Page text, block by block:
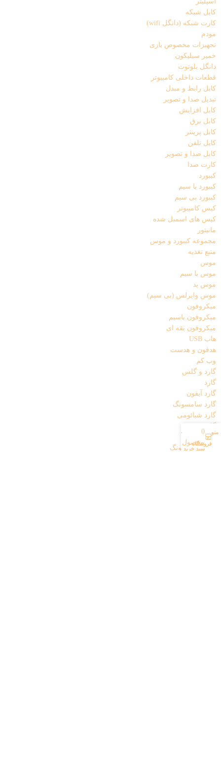
منو
فروشگاه
0
محصول
سبد خرید
حساب کاربری من
کابل شبکه
کارت شبکه (دانگل wifi)
مودم
تجهیزات مخصوص بازی
خمیر سیلیکون
دانگل بلوتوث
قطعات داخلی کامپیوتر
کابل رابط و مبدل
تبدیل صدا و تصویر
کابل افزایش
کابل برق
کابل پرینتر
کابل تلفن
کابل صدا و تصویر
کارت صدا
کیبورد
کیبورد با سیم
کیبورد بی سیم
کیس کامپیوتر
کیس های اسمبل شده
مانیتور
مجموعه کیبورد و موس
منبع تغذیه
موس
موس با سیم
موس پد
موس وایرلس (بی سیم)
میکروفون
میکروفون باسیم
میکروفون یقه ای
هاب USB
هدفون و هدست
وب کم
گارد و گلس
گارد
گارد آیفون
گارد سامسونگ
گارد شیائومی
گلس
گلس آیفون
گلس سامسونگ